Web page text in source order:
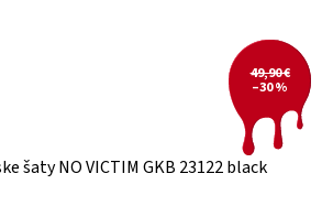
49,90 €
–30 %
šaty NO VICTIM GKB 23122 black